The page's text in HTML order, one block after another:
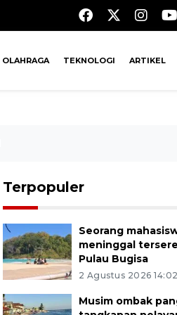
OLAHRAGA TEKNOLOGI ARTIKEL
Terpopuler
Seorang
meninggal
Pulau Bugisa
2 Agustus 2026 14:02
Musim ombak